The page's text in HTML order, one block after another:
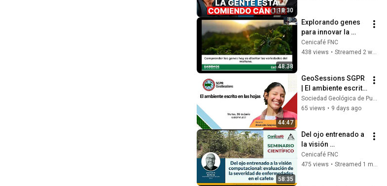
1:18:30
48:38
Explorando genes
para innovar la
caficultura
Cenicafé FNC
438 views • Streamed 2 weeks ago
44:47
GeoSessions SGPR
| El ambiente escrito
en las hojas
Sociedad Geológica de Puerto Rico (SGPR)
65 views • 9 days ago
58:35
Del ojo entrenado a
la visión
computacional
Cenicafé FNC
475 views • Streamed 1 month ago